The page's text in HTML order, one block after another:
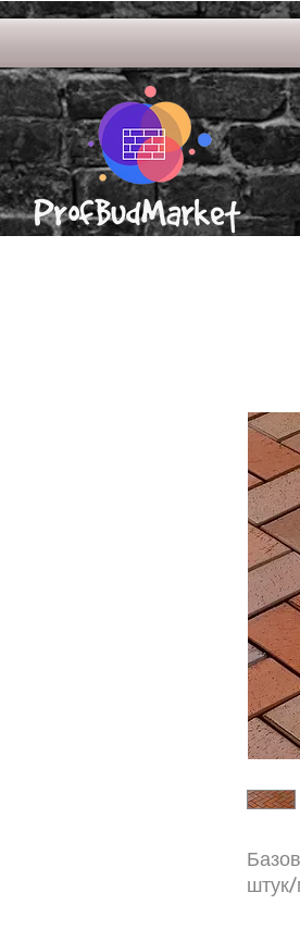
онлайн-магазин
строительных
материалов